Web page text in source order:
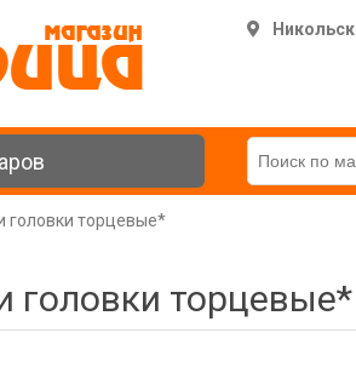
Никольск
головки торцевые*
головки торцевые*